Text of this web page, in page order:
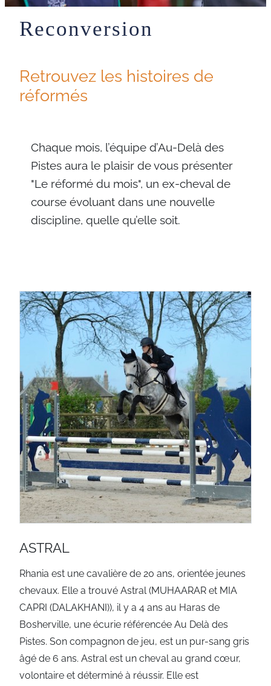
Reconversion
Retrouvez les histoires de
réformés
Chaque mois, l’équipe d’Au-Delà des
Pistes aura le plaisir de vous présenter
"Le réformé du mois", un ex-cheval de
course évoluant dans une nouvelle
discipline, quelle qu’elle soit.
ASTRAL
Rhania est une cavalière de 20 ans, orientée jeunes
chevaux. Elle a trouvé Astral (MUHAARAR et MIA
CAPRI (DALAKHANI)), il y a 4 ans au Haras de
Bosherville, une écurie référencée Au Delà des
Pistes. Son compagnon de jeu, est un pur-sang gris
âgé de 6 ans. Astral est un cheval au grand cœur,
volontaire et déterminé à réussir. Elle est